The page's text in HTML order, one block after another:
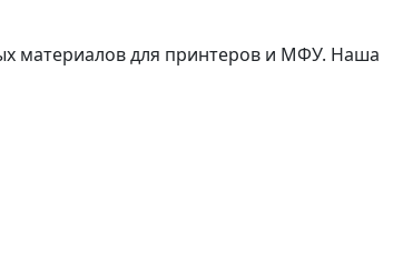
материалов для принтеров и МФУ. Наша